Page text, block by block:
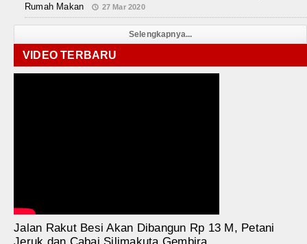
Rumah Makan
27 Mar 2020
Selengkapnya...
VIDEO TERBARU
Jalan Rakut Besi Akan Dibangun Rp 13 M, Petani